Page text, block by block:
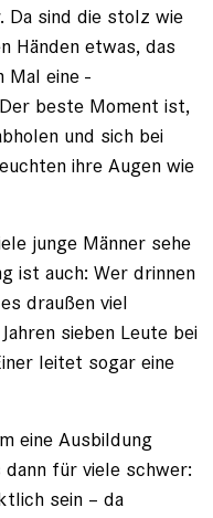
Da sind die stolz wie
Händen etwas, das
Mal eine
beste Moment ist,
und sich bei
ihre Augen wie
junge Männer sehe
ist auch: Wer drinnen
draußen viel
sieben Leute bei
leitet sogar eine
eine Ausbildung
für viele schwer:
sein – da